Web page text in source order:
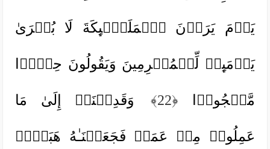
یَوۡمَ یَرَوۡنَ ٱلۡمَلَـٰۤىِٕكَةَ لَا بُشۡرَىٰ
یَوۡمَىِٕذࣲ لِّلۡمُجۡرِمِینَ وَیَقُولُونَ حِجۡرࣰا
مَّحۡجُورࣰا ﴿22﴾ وَقَدِمۡنَاۤ إِلَىٰ مَا
عَمِلُوا۟ مِنۡ عَمَلࣲ فَجَعَلۡنَـٰهُ هَبَاۤءࣰ